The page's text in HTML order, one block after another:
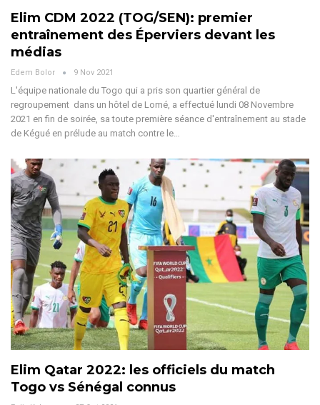
Elim CDM 2022 (TOG/SEN): premier
entraînement des Éperviers devant les
médias
Edem Bolor 9 Nov 2021
L'équipe nationale du Togo qui a pris son quartier général de
regroupement dans un hôtel de Lomé, a effectué lundi 08 Novembre
2021 en fin de soirée, sa toute première séance d'entraînement au stade
de Kégué en prélude au match contre le…
Elim Qatar 2022: les officiels du match
Togo vs Sénégal connus